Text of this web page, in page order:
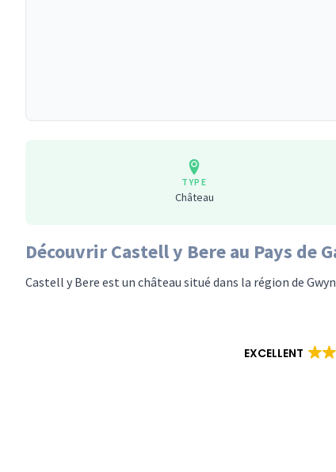
TYPE
Château
Découvrir Castell y Bere au Pays de
Castell y Bere est un château situé dans la région de
EXCELLENT